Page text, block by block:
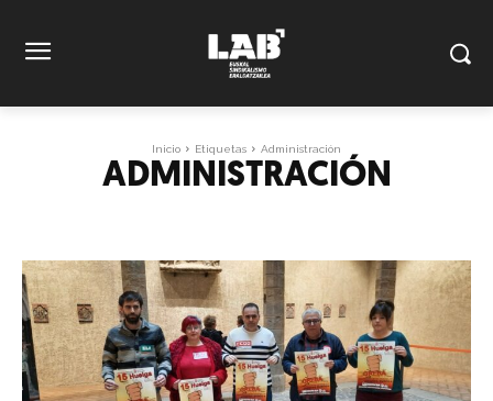
Inicio Etiquetas Administración
ADMINISTRACIÓN